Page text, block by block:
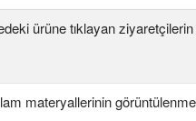
ürüne tıklayan ziyaretçilerin
materyallerinin görüntülenme